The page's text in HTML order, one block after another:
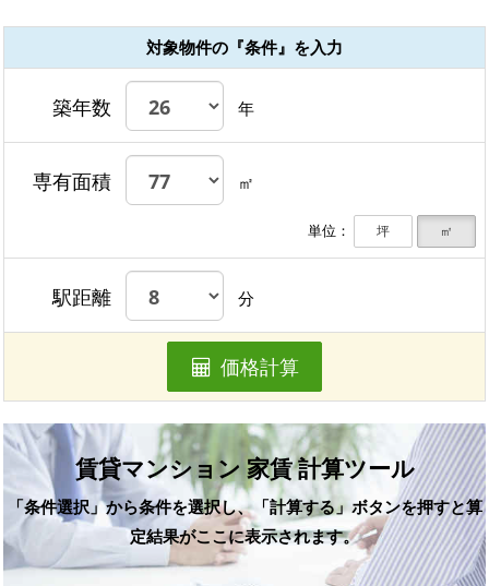
対象物件の『条件』を入力
築年数 年
専有面積 ㎡
単位： 坪 ㎡
駅距離 分
価格計算
賃貸マンション 家賃 計算ツール
「条件選択」から条件を選択し、「計算する」ボタンを押すと算
定結果がここに表示されます。